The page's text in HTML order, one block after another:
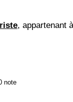
, appartenant
note